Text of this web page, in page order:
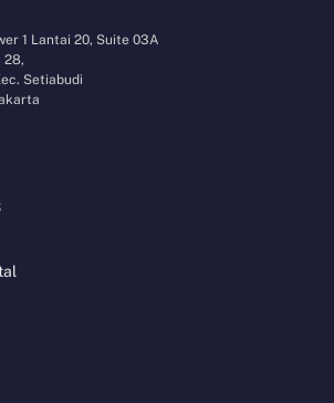
1 Lantai 20, Suite 03A
28,
Setiabudi